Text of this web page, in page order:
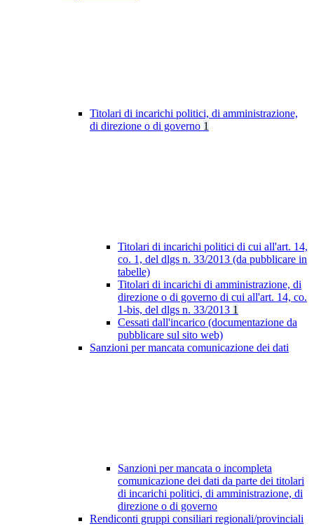
Titolari di incarichi politici, di amministrazione,
di direzione o di governo 1
Titolari di incarichi politici di cui all'art. 14,
co. 1, del dlgs n. 33/2013 (da pubblicare in
tabelle)
Titolari di incarichi di amministrazione, di
direzione o di governo di cui all'art. 14, co.
1-bis, del dlgs n. 33/2013 1
Cessati dall'incarico (documentazione da
pubblicare sul sito web)
Sanzioni per mancata comunicazione dei dati
Sanzioni per mancata o incompleta
comunicazione dei dati da parte dei titolari
di incarichi politici, di amministrazione, di
direzione o di governo
Rendiconti gruppi consiliari regionali/provinciali